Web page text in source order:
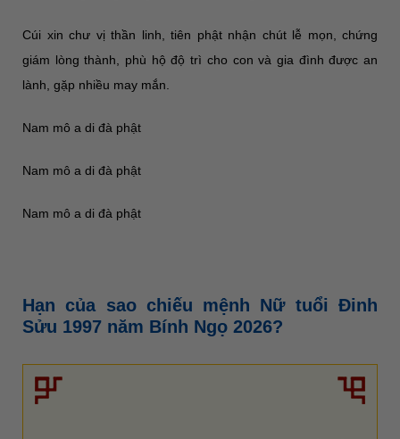
Cúi xin chư vị thần linh, tiên phật nhận chút lễ mọn, chứng
giám lòng thành, phù hộ độ trì cho con và gia đình được an
lành, gặp nhiều may mắn.
Nam mô a di đà phật
Nam mô a di đà phật
Nam mô a di đà phật
Hạn của sao chiếu mệnh Nữ tuổi Đinh
Sửu 1997 năm Bính Ngọ 2026?